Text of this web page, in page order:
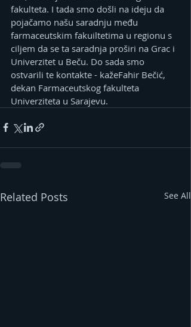
fakulteta. I tada smo došli na ideju da
pojačamo našu saradnju među
farmaceutskim fakuiltetima u regionu s
ciljem da se ta saradnja proširi na Grac i
Univerzitet u Beču. Do sada smo
ostvarili te kontakte - kažeFahir Bečić,
dekan Farmaceutskog fakulteta
Univerziteta u Sarajevu.
Related Posts See All